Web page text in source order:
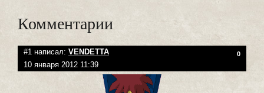
Комментарии
#1 написал: VENDETTA 0
10 января 2012 11:39